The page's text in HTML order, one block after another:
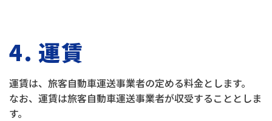
4. 運賃
運賃は、旅客自動車運送事業者の定める料金とします。
なお、運賃は旅客自動車運送事業者が収受することとしま
す。